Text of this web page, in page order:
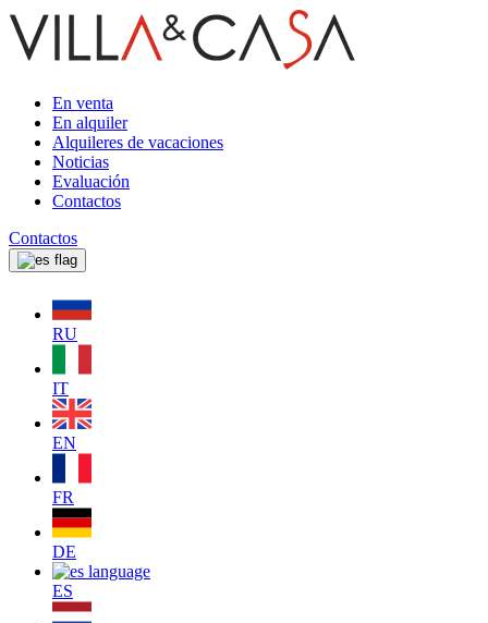
En venta
En alquiler
Alquileres de vacaciones
Noticias
Evaluación
Contactos
Contactos
RU
IT
EN
FR
DE
ES